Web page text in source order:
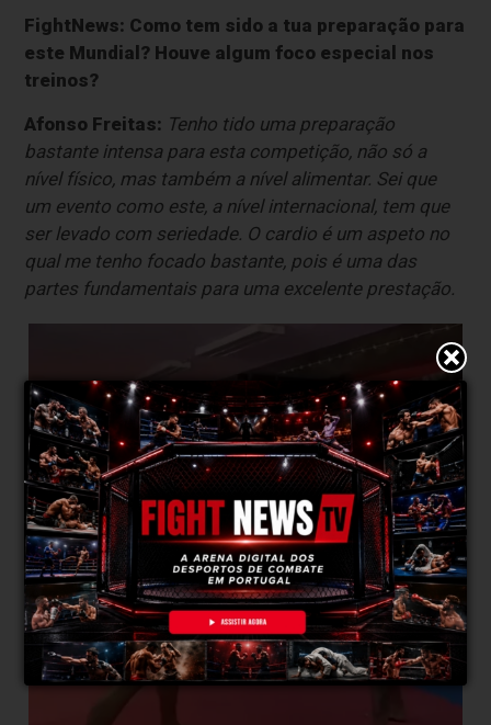
FightNews: Como tem sido a tua preparação para
este Mundial? Houve algum foco especial nos
treinos?
Afonso Freitas: Tenho tido uma preparação
bastante intensa para esta competição, não só a
nível físico, mas também a nível alimentar. Sei que
um evento como este, a nível internacional, tem que
ser levado com seriedade. O cardio é um aspeto no
qual me tenho focado bastante, pois é uma das
partes fundamentais para uma excelente prestação.